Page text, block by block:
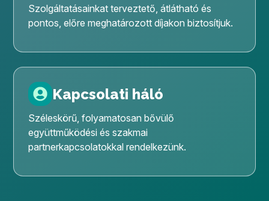
Szolgáltatásainkat terveztető, átlátható és
pontos, előre meghatározott díjakon biztosítjuk.
Kapcsolati háló
Széleskörű, folyamatosan bővülő
együttműködési és szakmai
partnerkapcsolatokkal rendelkezünk.